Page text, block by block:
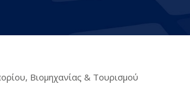
Βιομηχανίας & Τουρισμού